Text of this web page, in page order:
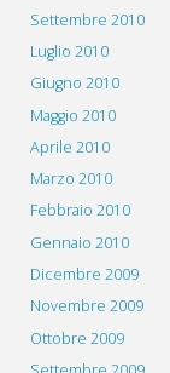
Settembre 2010
Luglio 2010
Giugno 2010
Maggio 2010
Aprile 2010
Marzo 2010
Febbraio 2010
Gennaio 2010
Dicembre 2009
Novembre 2009
Ottobre 2009